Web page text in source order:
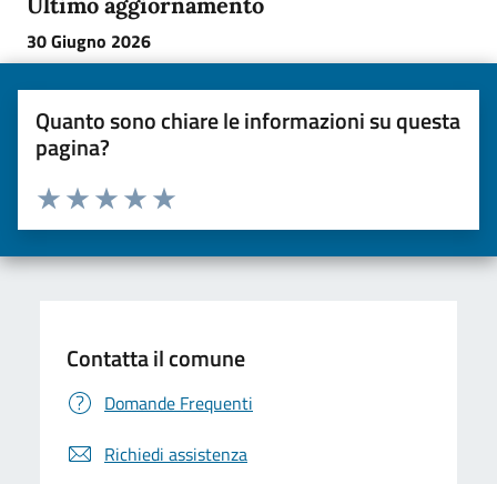
30 Giugno 2026
Quanto sono chiare le informazioni su questa
pagina?
Valuta da 1 a 5 stelle la pagina
Valuta 5 stelle su 5
Valuta 4 stelle su 5
Valuta 3 stelle su 5
Valuta 2 stelle su 5
Valuta una stella su 5
Contatta il comune
Domande Frequenti
Richiedi assistenza